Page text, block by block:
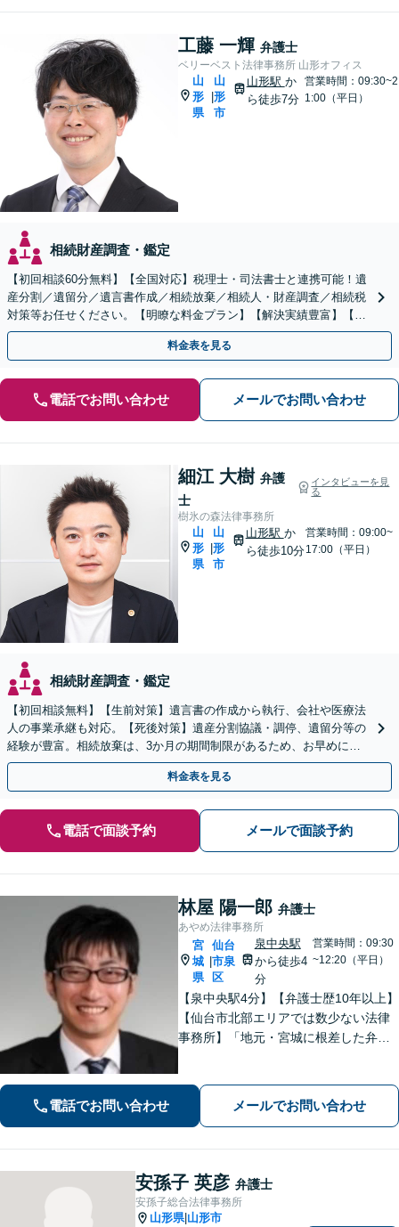
工藤 一輝 弁護士
ベリーベスト法律事務所 山形オフィス
山
形
県
山
形
市
山形駅 か
ら徒歩7分
営業時間：09:30~2
1:00（平日）
相続財産調査・鑑定
【初回相談60分無料】【全国対応】税理士・司法書士と連携可能！遺
産分割／遺留分／遺言書作成／相続放棄／相続人・財産調査／相続税
対策等お任せください。【明瞭な料金プラン】【解決実績豊富】【電
話相談可】
料金表を見る
電話でお問い合わせ メールでお問い合わせ
細江 大樹 弁護
士
インタビューを見
る
樹氷の森法律事務所
山
形
県
|
山
形
市
山形駅 か
ら徒歩10分
営業時間：09:00~
17:00（平日）
相続財産調査・鑑定
【初回相談無料】【生前対策】遺言書の作成から執行、会社や医療法
人の事業承継も対応。【死後対策】遺産分割協議・調停、遺留分等の
経験が豊富。相続放棄は、3か月の期間制限があるため、お早めにご
相談ください。【オンライン面談可】【無料駐車場あり】
料金表を見る
電話で面談予約 メールで面談予約
林屋 陽一郎 弁護士
あやめ法律事務所
宮
城
県
仙台
市泉
区
泉中央駅
から徒歩4
分
営業時間：09:30
~12:20（平日）
【泉中央駅4分】【弁護士歴10年以上】
【仙台市北部エリアでは数少ない法律
事務所】「地元・宮城に根差した弁護
電話でお問い合わせ メールでお問い合わせ
安孫子 英彦 弁護士
安孫子総合法律事務所
山形県| 山形市